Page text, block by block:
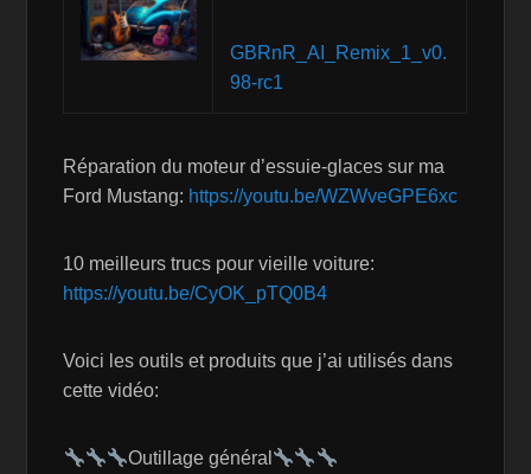
GBRnR_AI_Remix_1_v0.
98-rc1
Réparation du moteur d’essuie-glaces sur ma
Ford Mustang: https://youtu.be/WZWveGPE6xc
10 meilleurs trucs pour vieille voiture:
https://youtu.be/CyOK_pTQ0B4
Voici les outils et produits que j’ai utilisés dans
cette vidéo:
Outillage général